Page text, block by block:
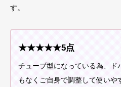
す。
★★★★★5点
チューブ型になっている為、ド
もなくご自身で調整して使いや